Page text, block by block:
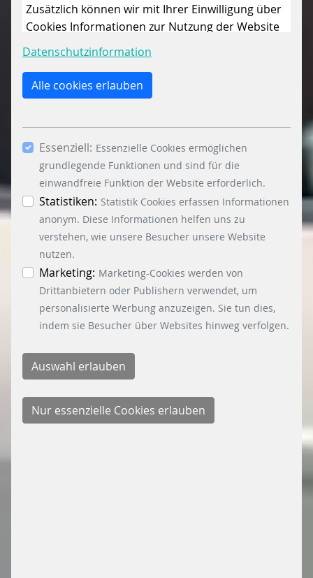
Zusätzlich können wir mit Ihrer Einwilligung über
Cookies Informationen zur Nutzung der Website
sammeln, um die Webseite ständig zu
verbessern. Mit dem Klick auf den Button „Nur
essenzielle Cookies erlauben“ lehnen Sie die
Verwendung anderer als der essenziell
Häkchen bei „Statistiken“ und „Marketing“ sowie
dem Button „Auswahl erlauben“, willigen Sie in
die Verwendung weiterer Cookies ein. Über den
Button „Accept all Cookies“ werden alle
Essenzielle-, Marketing- und Statistik-Cookies
akzeptiert. In der Datenschutzinformation
können Sie zu den einzelnen Cookies
differenzierte Informationen erhalten. Sie können
Ihre Einwilligung jederzeit widerrufen, indem Sie
auf den Button "Cookie Einstellungen" unten links
klicken.
Datenschutzinformation
Alle cookies erlauben
Essenziell: Essenzielle Cookies ermöglichen
grundlegende Funktionen und sind für die
einwandfreie Funktion der Website erforderlich.
Statistiken: Statistik Cookies erfassen Informationen
anonym. Diese Informationen helfen uns zu
verstehen, wie unsere Besucher unsere Website
nutzen.
Marketing: Marketing-Cookies werden von
Drittanbietern oder Publishern verwendet, um
personalisierte Werbung anzuzeigen. Sie tun dies,
indem sie Besucher über Websites hinweg verfolgen.